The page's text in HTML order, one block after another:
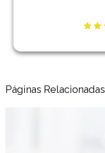
Páginas Relacionadas